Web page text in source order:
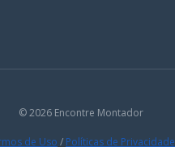
© 2026 Encontre Montador
de Uso / Políticas de Privacidade